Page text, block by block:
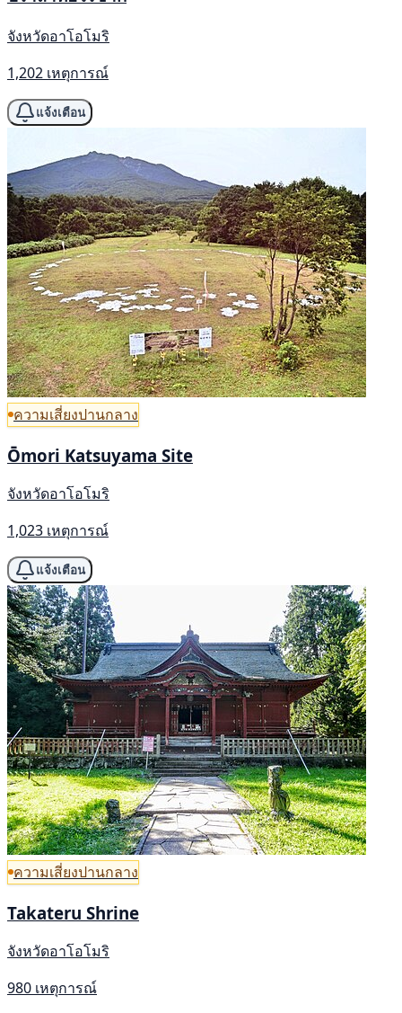
จังหวัดอาโอโมริ
1,202 เหตุการณ์
แจ้งเตือน
ความเสี่ยงปานกลาง
Ōmori Katsuyama Site
จังหวัดอาโอโมริ
1,023 เหตุการณ์
แจ้งเตือน
ความเสี่ยงปานกลาง
Takateru Shrine
จังหวัดอาโอโมริ
980 เหตุการณ์